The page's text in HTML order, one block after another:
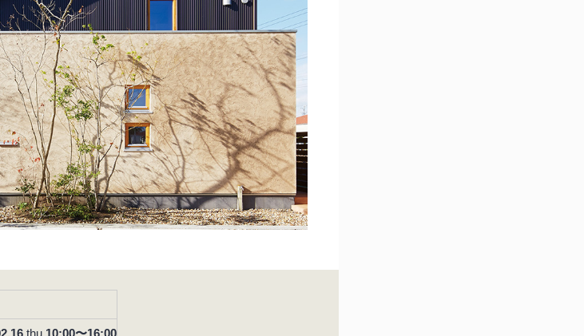
thu 10:00〜16:00